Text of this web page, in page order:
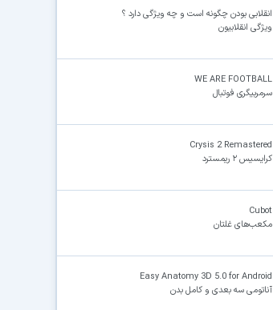
انقلابی بودن چگونه است و چه ویژگی دارد ؟
ویژگی انقلابیون
WE ARE FOOTBALL
سرمربیگری فوتبال
Crysis 2 Remastered
کرایسیس ۲ ریمسترد
Cubot
مکعب‌های غلتان
Easy Anatomy 3D 5.0 for Android
آناتومی سه بعدی و کامل بدن